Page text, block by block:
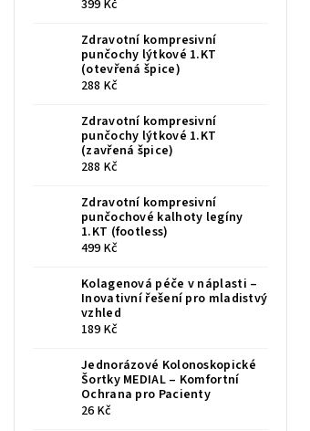
399 Kč
Zdravotní kompresivní
punčochy lýtkové 1.KT
(otevřená špice)
288 Kč
Zdravotní kompresivní
punčochy lýtkové 1.KT
(zavřená špice)
288 Kč
Zdravotní kompresivní
punčochové kalhoty legíny
1.KT (footless)
499 Kč
Kolagenová péče v náplasti –
Inovativní řešení pro mladistvý
vzhled
189 Kč
Jednorázové Kolonoskopické
Šortky MEDIAL – Komfortní
Ochrana pro Pacienty
26 Kč